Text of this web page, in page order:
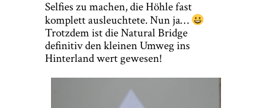
Selfies zu machen, die Höhle fast
komplett ausleuchtete. Nun ja…
Trotzdem ist die Natural Bridge
definitiv den kleinen Umweg ins
Hinterland wert gewesen!